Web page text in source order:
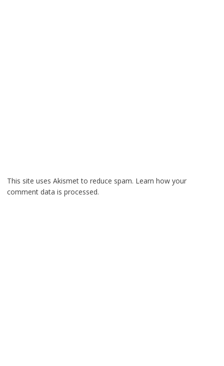
This site uses Akismet to reduce spam. Learn how your
comment data is processed.